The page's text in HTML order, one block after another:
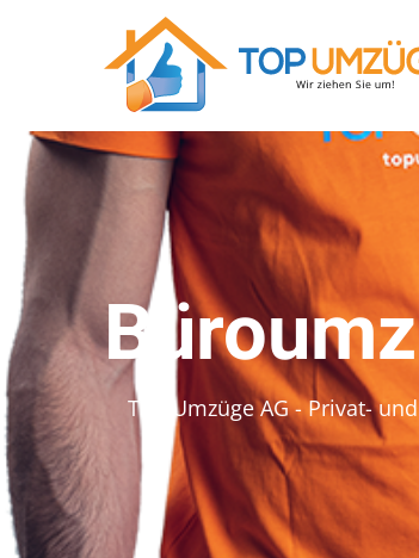
Top Umzüge AG - Privat-